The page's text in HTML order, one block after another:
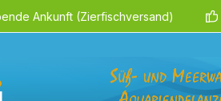
Ankunft (Zierfischversand)